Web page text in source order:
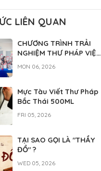
Gia Nguyễn
MON 07, 2022
LIÊN QUAN
CHƯƠNG TRÌNH TRẢI
NGHIỆM THƯ PHÁP VIỆT
DÀNH CHO DU HỌC
SINH QUỐC TẾ
MON 06, 2026
Mực Tàu Viết Thư Pháp
Bắc Thái 500ML
FRI 05, 2026
TẠI SAO GỌI LÀ "THẦY
ĐỒ" ?
WED 05, 2026